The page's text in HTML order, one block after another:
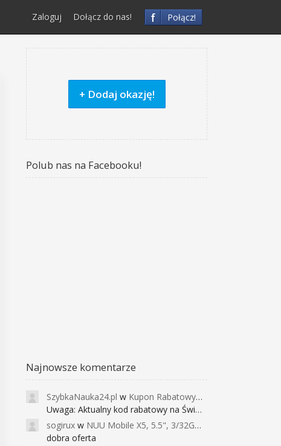
f Połącz!
Zaloguj Dołącz do nas!
+ Dodaj okazję!
Polub nas na Facebooku!
Najnowsze komentarze
SzybkaNauka24.pl w Kupon Rabatowy na Kurs Angielskiego dla Dzieci - FunEnglish
Uwaga: Aktualny kod rabatowy na Święta (
sogirux w NUU Mobile X5, 5.5", 3/32GB, czujnik linii papilarnych, 2950mAh, aparat 13MP za 267zł - Banggood
dobra oferta